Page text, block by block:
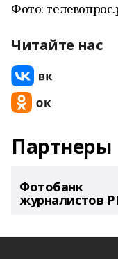
Фото:
Читайте нас
Партнеры
Фотобанк
журналистов